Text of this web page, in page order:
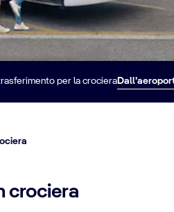
per la crociera
crociera